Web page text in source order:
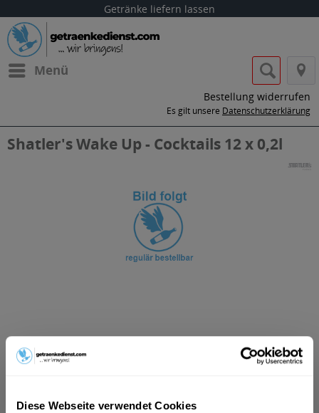
Diese Webseite verwendet Cookies
Getränke liefern lassen
Menü
Bestellung widerrufen
Es gilt unsere Datenschutzerklärung
Shatler's Wake Up - Cocktails 12 x 0,2l
ab 34,39 € *
Vorrätig